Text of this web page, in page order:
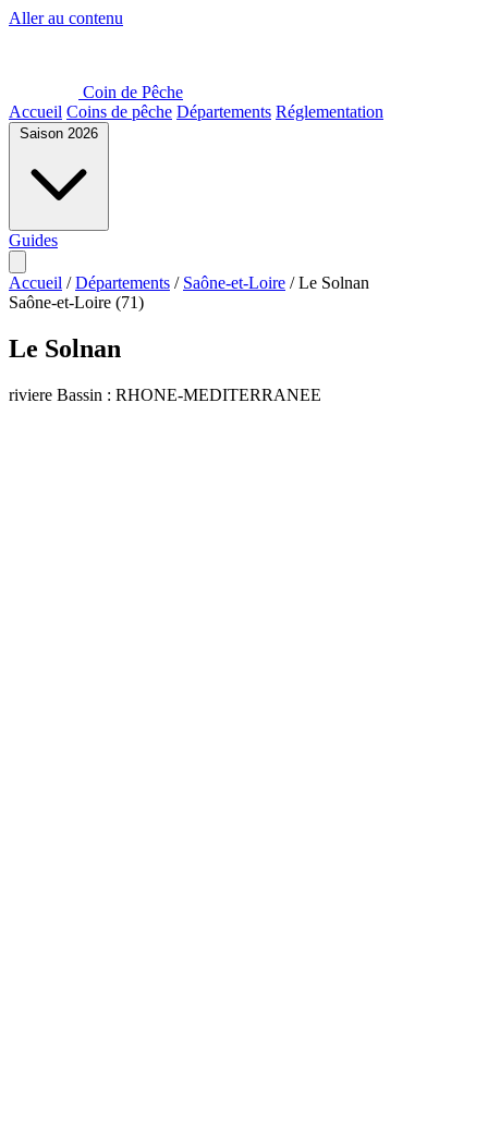
Aller au contenu
Coin de Pêche
Accueil Coins de pêche Départements Réglementation
Saison 2026
Guides
Accueil / Départements / Saône-et-Loire / Le Solnan
Saône-et-Loire (71)
Le Solnan
riviere Bassin : RHONE-MEDITERRANEE